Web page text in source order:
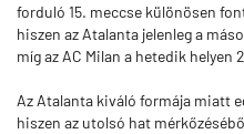
forduló 15. meccse különösen
hiszen az Atalanta jelenleg a
míg az AC Milan a hetedik helyen
Az Atalanta kiváló formája miatt
hiszen az utolsó hat